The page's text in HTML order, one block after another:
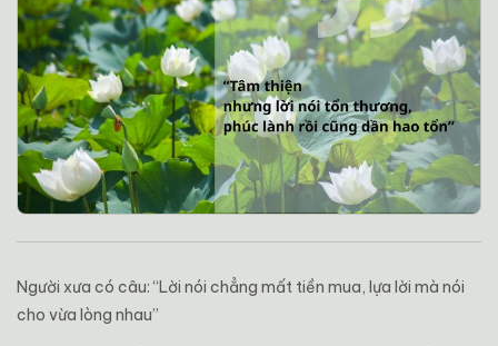
Người xưa có câu: “Lời nói chẳng mất tiền mua, lựa lời mà nói
cho vừa lòng nhau”